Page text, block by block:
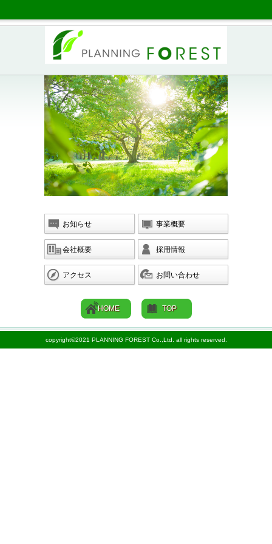
お知らせ 事業概要
会社概要 採用情報
アクセス お問い合わせ
HOME TOP
copyright©2021 PLANNING FOREST Co.,Ltd. all rights reserved.